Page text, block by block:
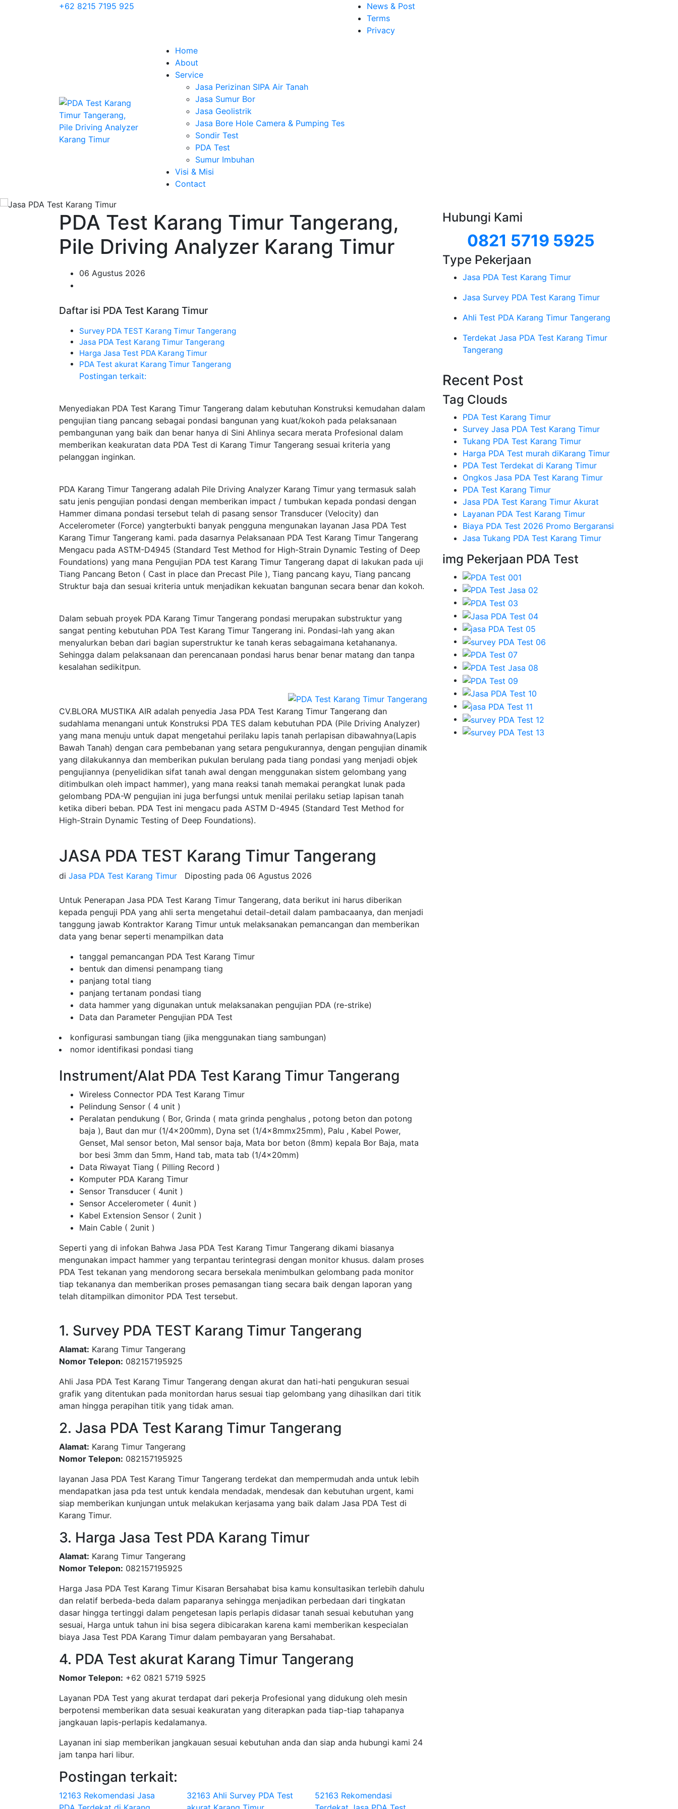
+62 8215 7195 925
News & Post
Terms
Privacy
Home
About
Service
Jasa Perizinan SIPA Air Tanah
Jasa Sumur Bor
Jasa Geolistrik
Jasa Bore Hole Camera & Pumping Tes
Sondir Test
PDA Test
Sumur Imbuhan
Visi & Misi
Contact
PDA Test Karang Timur Tangerang,
Pile Driving Analyzer Karang Timur
06 Agustus 2026
Daftar isi PDA Test Karang Timur
Survey PDA TEST Karang Timur Tangerang
Jasa PDA Test Karang Timur Tangerang
Harga Jasa Test PDA Karang Timur
PDA Test akurat Karang Timur Tangerang
Postingan terkait:
Menyediakan PDA Test Karang Timur Tangerang dalam kebutuhan Konstruksi kemudahan dalam
pengujian tiang pancang sebagai pondasi bangunan yang kuat/kokoh pada pelaksanaan
pembangunan yang baik dan benar hanya di Sini Ahlinya secara merata Profesional dalam
memberikan keakuratan data PDA Test di Karang Timur Tangerang sesuai kriteria yang
pelanggan inginkan.
PDA Karang Timur Tangerang adalah Pile Driving Analyzer Karang Timur yang termasuk salah
satu jenis pengujian pondasi dengan memberikan impact / tumbukan kepada pondasi dengan
Hammer dimana pondasi tersebut telah di pasang sensor Transducer (Velocity) dan
Accelerometer (Force) yangterbukti banyak pengguna mengunakan layanan Jasa PDA Test
Karang Timur Tangerang kami. pada dasarnya Pelaksanaan PDA Test Karang Timur Tangerang
Mengacu pada ASTM-D4945 (Standard Test Method for High-Strain Dynamic Testing of Deep
Foundations) yang mana Pengujian PDA test Karang Timur Tangerang dapat di lakukan pada uji
Tiang Pancang Beton ( Cast in place dan Precast Pile ), Tiang pancang kayu, Tiang pancang
Struktur baja dan sesuai kriteria untuk menjadikan kekuatan bangunan secara benar dan kokoh.
Dalam sebuah proyek PDA Karang Timur Tangerang pondasi merupakan substruktur yang
sangat penting kebutuhan PDA Test Karang Timur Tangerang ini. Pondasi-lah yang akan
menyalurkan beban dari bagian superstruktur ke tanah keras sebagaimana ketahananya.
Sehingga dalam pelaksanaan dan perencanaan pondasi harus benar benar matang dan tanpa
kesalahan sedikitpun.
CV.BLORA MUSTIKA AIR adalah penyedia Jasa PDA Test Karang Timur Tangerang dan
sudahlama menangani untuk Konstruksi PDA TES dalam kebutuhan PDA (Pile Driving Analyzer)
yang mana menuju untuk dapat mengetahui perilaku lapis tanah perlapisan dibawahnya(Lapis
Bawah Tanah) dengan cara pembebanan yang setara pengukurannya, dengan pengujian dinamik
yang dilakukannya dan memberikan pukulan berulang pada tiang pondasi yang menjadi objek
pengujiannya (penyelidikan sifat tanah awal dengan menggunakan sistem gelombang yang
ditimbulkan oleh impact hammer), yang mana reaksi tanah memakai perangkat lunak pada
gelombang PDA-W pengujian ini juga berfungsi untuk menilai perilaku setiap lapisan tanah
ketika diberi beban. PDA Test ini mengacu pada ASTM D-4945 (Standard Test Method for
High-Strain Dynamic Testing of Deep Foundations).
JASA PDA TEST Karang Timur Tangerang
di Jasa PDA Test Karang Timur Diposting pada 06 Agustus 2026
Untuk Penerapan Jasa PDA Test Karang Timur Tangerang, data berikut ini harus diberikan
kepada penguji PDA yang ahli serta mengetahui detail-detail dalam pambacaanya, dan menjadi
tanggung jawab Kontraktor Karang Timur untuk melaksanakan pemancangan dan memberikan
data yang benar seperti menampilkan data
tanggal pemancangan PDA Test Karang Timur
bentuk dan dimensi penampang tiang
panjang total tiang
panjang tertanam pondasi tiang
data hammer yang digunakan untuk melaksanakan pengujian PDA (re-strike)
Data dan Parameter Pengujian PDA Test
konfigurasi sambungan tiang (jika menggunakan tiang sambungan)
nomor identifikasi pondasi tiang
Instrument/Alat PDA Test Karang Timur Tangerang
Wireless Connector PDA Test Karang Timur
Pelindung Sensor ( 4 unit )
Peralatan pendukung ( Bor, Grinda ( mata grinda penghalus , potong beton dan potong
baja ), Baut dan mur (1/4x200mm), Dyna set (1/4x8mmx25mm), Palu , Kabel Power,
Genset, Mal sensor beton, Mal sensor baja, Mata bor beton (8mm) kepala Bor Baja, mata
bor besi 3mm dan 5mm, Hand tab, mata tab (1/4x20mm)
Data Riwayat Tiang ( Pilling Record )
Komputer PDA Karang Timur
Sensor Transducer ( 4unit )
Sensor Accelerometer ( 4unit )
Kabel Extension Sensor ( 2unit )
Main Cable ( 2unit )
Seperti yang di infokan Bahwa Jasa PDA Test Karang Timur Tangerang dikami biasanya
mengunakan impact hammer yang terpantau terintegrasi dengan monitor khusus. dalam proses
PDA Test tekanan yang mendorong secara bersekala menimbulkan gelombang pada monitor
tiap tekananya dan memberikan proses pemasangan tiang secara baik dengan laporan yang
telah ditampilkan dimonitor PDA Test tersebut.
1. Survey PDA TEST Karang Timur Tangerang
Alamat: Karang Timur Tangerang
Nomor Telepon: 082157195925
Ahli Jasa PDA Test Karang Timur Tangerang dengan akurat dan hati-hati pengukuran sesuai
grafik yang ditentukan pada monitordan harus sesuai tiap gelombang yang dihasilkan dari titik
aman hingga perapihan titik yang tidak aman.
2. Jasa PDA Test Karang Timur Tangerang
Alamat: Karang Timur Tangerang
Nomor Telepon: 082157195925
layanan Jasa PDA Test Karang Timur Tangerang terdekat dan mempermudah anda untuk lebih
mendapatkan jasa pda test untuk kendala mendadak, mendesak dan kebutuhan urgent, kami
siap memberikan kunjungan untuk melakukan kerjasama yang baik dalam Jasa PDA Test di
Karang Timur.
3. Harga Jasa Test PDA Karang Timur
Alamat: Karang Timur Tangerang
Nomor Telepon: 082157195925
Harga Jasa PDA Test Karang Timur Kisaran Bersahabat bisa kamu konsultasikan terlebih dahulu
dan relatif berbeda-beda dalam paparanya sehingga menjadikan perbedaan dari tingkatan
dasar hingga tertinggi dalam pengetesan lapis perlapis didasar tanah sesuai kebutuhan yang
sesuai, Harga untuk tahun ini bisa segera dibicarakan karena kami memberikan kespecialan
biaya Jasa Test PDA Karang Timur dalam pembayaran yang Bersahabat.
4. PDA Test akurat Karang Timur Tangerang
Nomor Telepon: +62 0821 5719 5925
Layanan PDA Test yang akurat terdapat dari pekerja Profesional yang didukung oleh mesin
berpotensi memberikan data sesuai keakuratan yang diterapkan pada tiap-tiap tahapanya
jangkauan lapis-perlapis kedalamanya.
Layanan ini siap memberikan jangkauan sesuai kebutuhan anda dan siap anda hubungi kami 24
jam tanpa hari libur.
Postingan terkait:
12163 Rekomendasi Jasa
32163 Ahli Survey PDA Test
52163 Rekomendasi
Hubungi Kami
0821 5719 5925
Type Pekerjaan
Jasa PDA Test Karang Timur
Jasa Survey PDA Test Karang Timur
Ahli Test PDA Karang Timur Tangerang
Terdekat Jasa PDA Test Karang Timur
Tangerang
Recent Post
Tag Clouds
PDA Test Karang Timur
Survey Jasa PDA Test Karang Timur
Tukang PDA Test Karang Timur
Harga PDA Test murah diKarang Timur
PDA Test Terdekat di Karang Timur
Ongkos Jasa PDA Test Karang Timur
PDA Test Karang Timur
Jasa PDA Test Karang Timur Akurat
Layanan PDA Test Karang Timur
Biaya PDA Test 2026 Promo Bergaransi
Jasa Tukang PDA Test Karang Timur
img Pekerjaan PDA Test